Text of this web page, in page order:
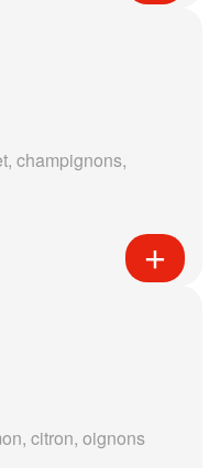
champignons,
citron, oignons